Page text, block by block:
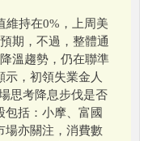
維持在0%，上周美
期，不過，整體通
溫趨勢，仍在聯準
，初領失業金人
思考降息步伐是否
括：小摩、富國
場亦關注，消費數